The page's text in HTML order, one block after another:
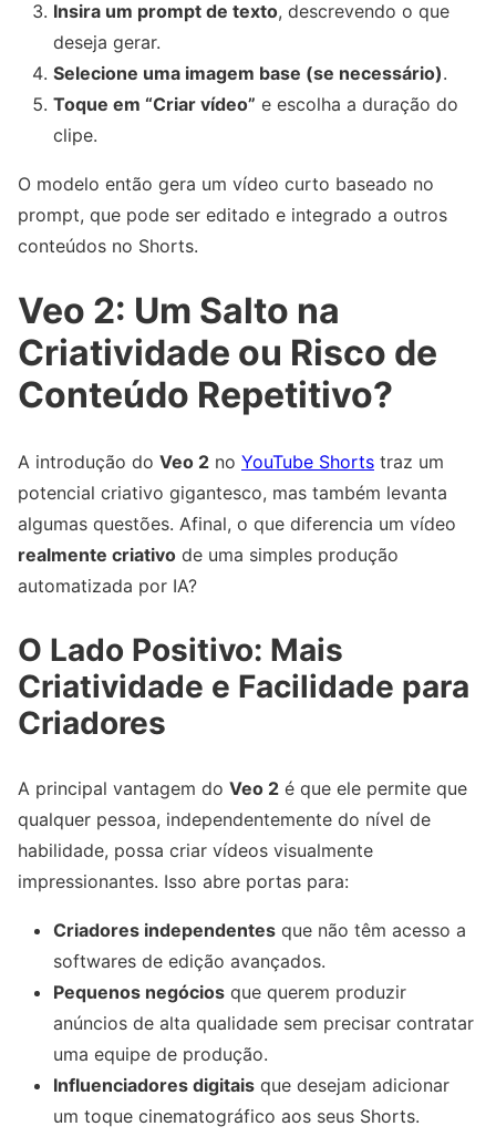
Insira um prompt de texto, descrevendo o que
deseja gerar.
Selecione uma imagem base (se necessário).
Toque em “Criar vídeo” e escolha a duração do
clipe.
O modelo então gera um vídeo curto baseado no
prompt, que pode ser editado e integrado a outros
conteúdos no Shorts.
Veo 2: Um Salto na
Criatividade ou Risco de
Conteúdo Repetitivo?
A introdução do Veo 2 no YouTube Shorts traz um
potencial criativo gigantesco, mas também levanta
algumas questões. Afinal, o que diferencia um vídeo
realmente criativo de uma simples produção
automatizada por IA?
O Lado Positivo: Mais
Criatividade e Facilidade para
Criadores
A principal vantagem do Veo 2 é que ele permite que
qualquer pessoa, independentemente do nível de
habilidade, possa criar vídeos visualmente
impressionantes. Isso abre portas para:
Criadores independentes que não têm acesso a
softwares de edição avançados.
Pequenos negócios que querem produzir
anúncios de alta qualidade sem precisar contratar
uma equipe de produção.
Influenciadores digitais que desejam adicionar
um toque cinematográfico aos seus Shorts.